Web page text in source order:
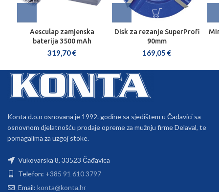
Aesculap zamjenska
baterija 3500 mAh
319,70€
Disk za rezanje SuperProfi
90mm
169,05 €
Konta d.o.o osnovana je 1992. godine sa sjedištem u Čađavici sa
osnovnom djelatnošću prodaje opreme za mužnju firme Delaval, te
pomagalima za uzgoj stoke.
Vukovarska 8, 33523 Čađavica
Telefon: +385 91 610 3797
Email: konta@konta.hr